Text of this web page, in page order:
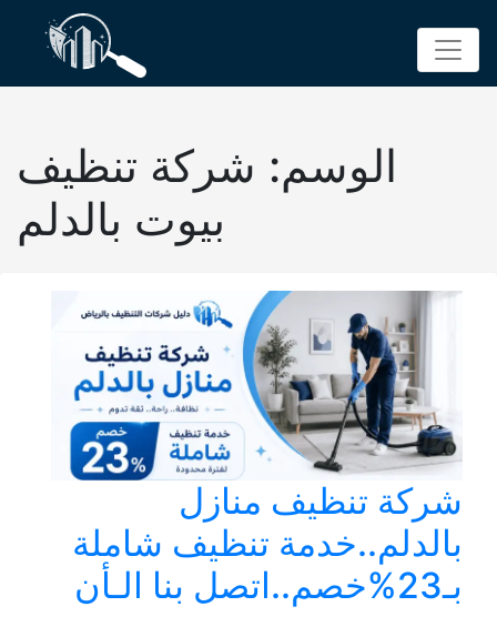
الوسم: شركة تنظيف
بيوت بالدلم
شركة تنظيف منازل
بالدلم..خدمة تنظيف شاملة
بـ23%خصم..اتصل بنا الـأن